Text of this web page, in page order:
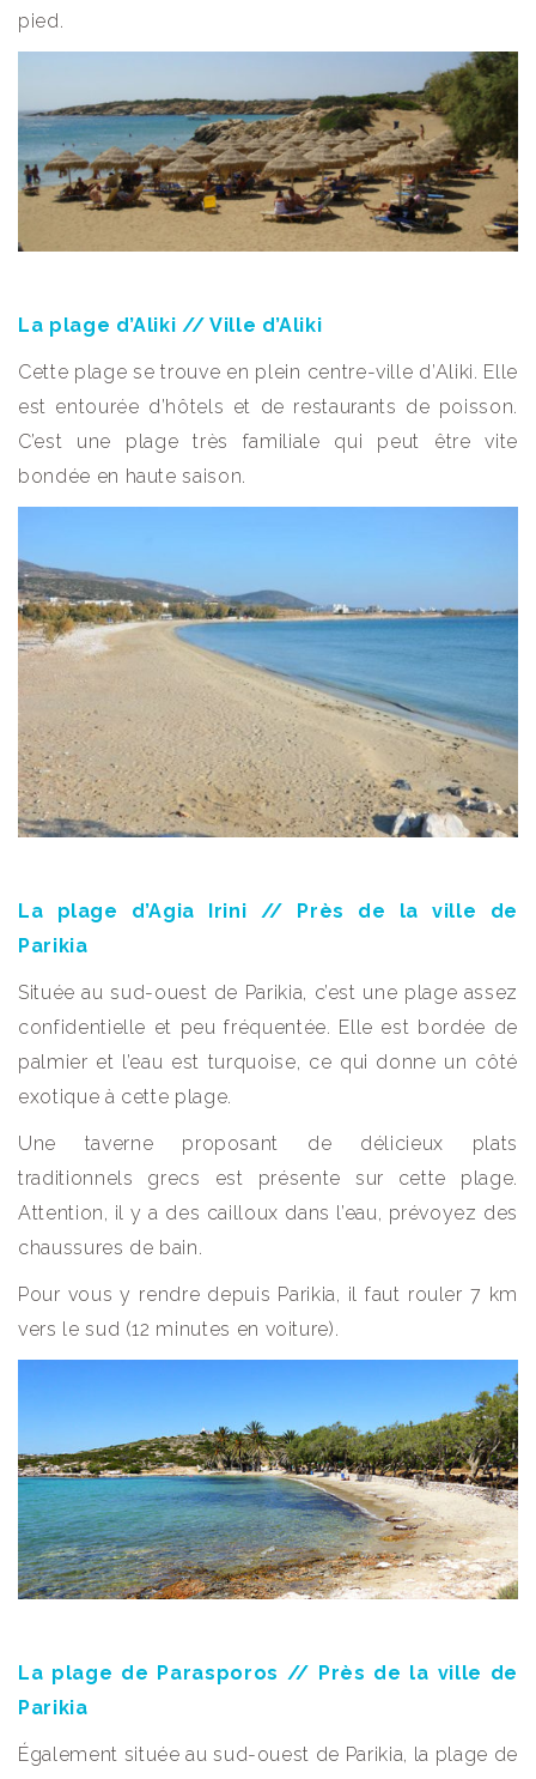
pied.
La plage d’Aliki // Ville d’Aliki
Cette plage se trouve en plein centre-ville d’Aliki. Elle
est entourée d’hôtels et de restaurants de poisson.
C’est une plage très familiale qui peut être vite
bondée en haute saison.
La plage d’Agia Irini // Près de la ville de
Parikia
Située au sud-ouest de Parikia, c’est une plage assez
confidentielle et peu fréquentée. Elle est bordée de
palmier et l’eau est turquoise, ce qui donne un côté
exotique à cette plage.
Une taverne proposant de délicieux plats
traditionnels grecs est présente sur cette plage.
Attention, il y a des cailloux dans l’eau, prévoyez des
chaussures de bain.
Pour vous y rendre depuis Parikia, il faut rouler 7 km
vers le sud (12 minutes en voiture).
La plage de Parasporos // Près de la ville de
Parikia
Également située au sud-ouest de Parikia, la plage de